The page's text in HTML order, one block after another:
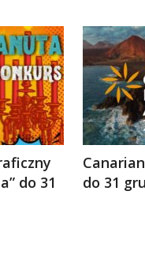
do 31
do 31